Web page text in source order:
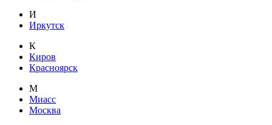
И
Иркутск
К
Киров
Красноярск
М
Миасс
Москва